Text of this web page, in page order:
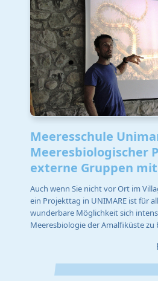
Meeresschule
Meeresbiologischer
externe Gruppen
Auch wenn Sie nicht vor Ort im
ein Projekttag in UNIMARE ist für
wunderbare Möglichkeit sich
Meeresbiologie der Amalfiküste zu